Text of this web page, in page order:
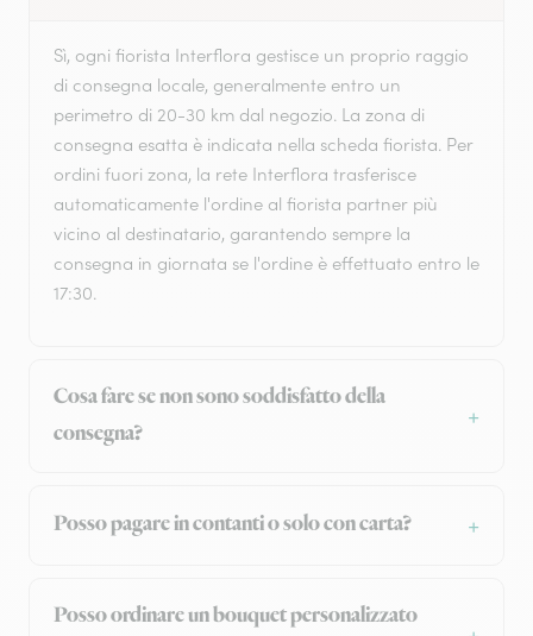
Sì, ogni fiorista Interflora gestisce un proprio raggio
di consegna locale, generalmente entro un
perimetro di 20-30 km dal negozio. La zona di
consegna esatta è indicata nella scheda fiorista. Per
ordini fuori zona, la rete Interflora trasferisce
automaticamente l'ordine al fiorista partner più
vicino al destinatario, garantendo sempre la
consegna in giornata se l'ordine è effettuato entro le
17:30.
Cosa fare se non sono soddisfatto della
consegna?
Posso pagare in contanti o solo con carta?
Posso ordinare un bouquet personalizzato